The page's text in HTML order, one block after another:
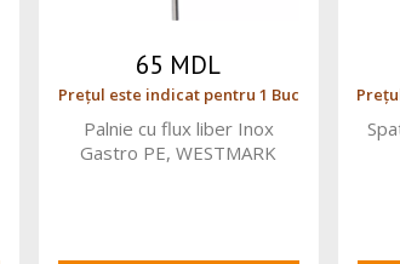
65 MDL
Prețul este indicat pentru 1 Buc
Palnie cu flux liber Inox
Gastro PE, WESTMARK